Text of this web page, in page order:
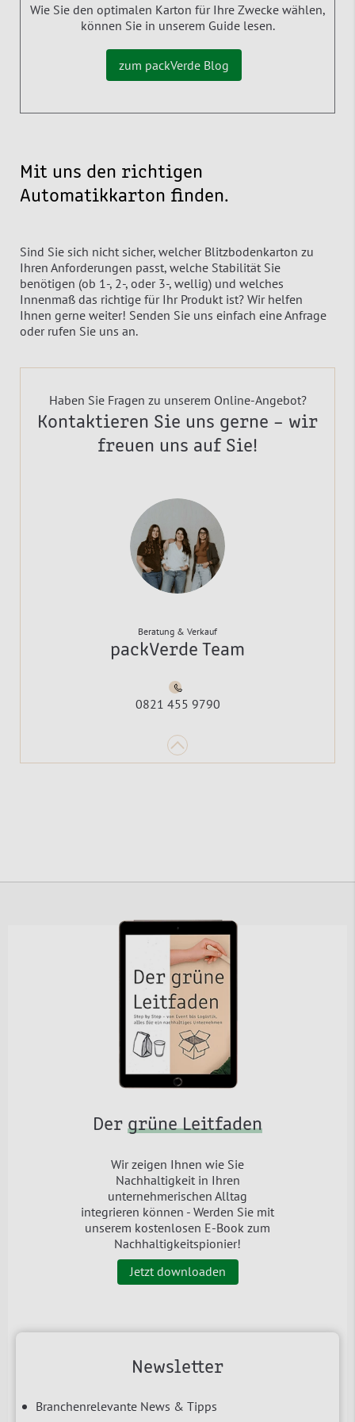
Wie Sie den optimalen Karton für Ihre Zwecke wählen,
können Sie in unserem Guide lesen.
zum packVerde Blog
Mit uns den richtigen
Automatikkarton finden.
Sind Sie sich nicht sicher, welcher Blitzbodenkarton zu
Ihren Anforderungen passt, welche Stabilität Sie
benötigen (ob 1-, 2-, oder 3-, wellig) und welches
Innenmaß das richtige für Ihr Produkt ist? Wir helfen
Ihnen gerne weiter! Senden Sie uns einfach eine Anfrage
oder rufen Sie uns an.
Haben Sie Fragen zu unserem Online-Angebot?
Kontaktieren Sie uns gerne – wir
freuen uns auf Sie!
Beratung & Verkauf
packVerde Team
0821 455 9790
Newsletter
Branchenrelevante News & Tipps
Der grüne Leitfaden
Wir zeigen Ihnen wie Sie
Nachhaltigkeit in Ihren
unternehmerischen Alltag
integrieren können - Werden Sie mit
unserem kostenlosen E-Book zum
Nachhaltigkeitspionier!
Jetzt downloaden